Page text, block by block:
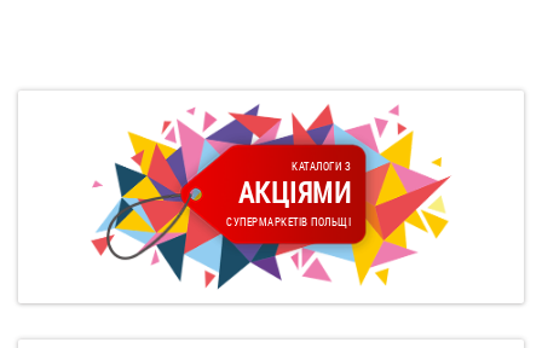
КАТАЛОГИ З
АКЦІЯМИ
СУПЕРМАРКЕТІВ ПОЛЬЩІ